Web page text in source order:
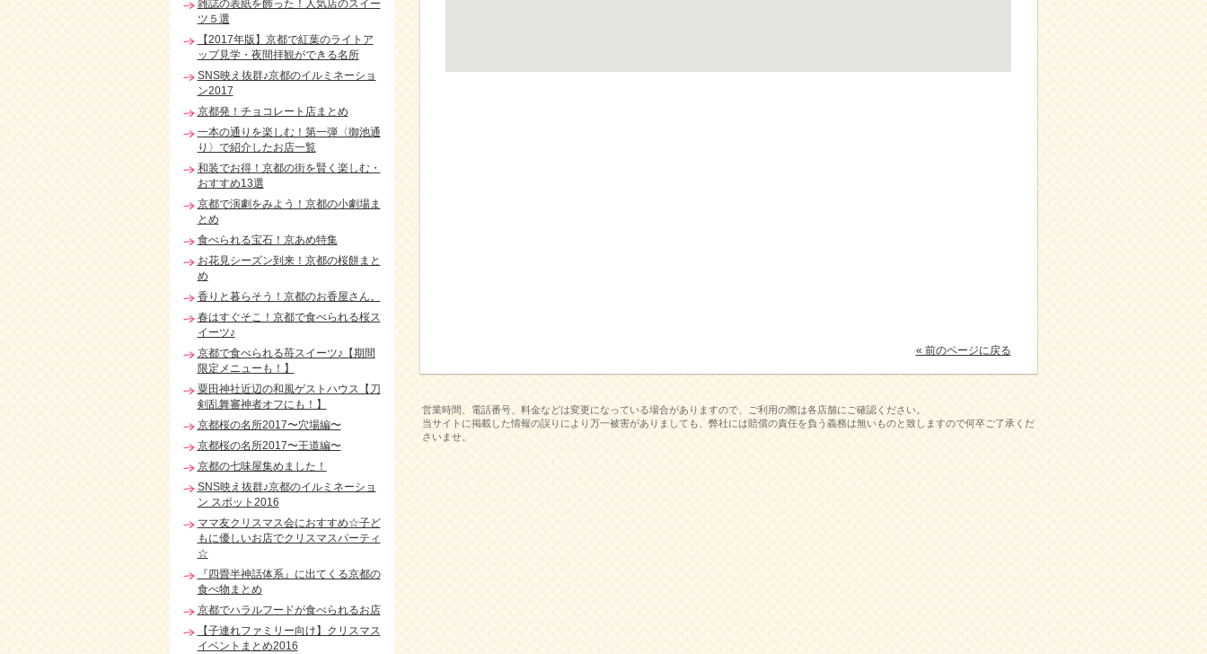
« 前のページに戻る
営業時間、電話番号、料金などは変更になっている場合がありますので、ご利用の際は各店舗にご確認ください。
当サイトに掲載した情報の誤りにより万一被害がありましても、弊社には賠償の責任を負う義務は無いものと致しますので何卒ご了承くだ
さいませ。
雑誌の表紙を飾った！人気店のスイー
ツ５選
【2017年版】京都で紅葉のライトア
ップ見学・夜間拝観ができる名所
SNS映え抜群♪京都のイルミネーショ
ン2017
京都発！チョコレート店まとめ
一本の通りを楽しむ！第一弾〈御池通
り〉で紹介したお店一覧
和装でお得！京都の街を賢く楽しむ・
おすすめ13選
京都で演劇をみよう！京都の小劇場ま
とめ
食べられる宝石！京あめ特集
お花見シーズン到来！京都の桜餅まと
め
香りと暮らそう！京都のお香屋さん。
春はすぐそこ！京都で食べられる桜ス
イーツ♪
京都で食べられる苺スイーツ♪【期間
限定メニューも！】
粟田神社近辺の和風ゲストハウス【刀
剣乱舞審神者オフにも！】
京都桜の名所2017〜穴場編〜
京都桜の名所2017〜王道編〜
京都の七味屋集めました！
SNS映え抜群♪京都のイルミネーショ
ン スポット2016
ママ友クリスマス会におすすめ☆子ど
もに優しいお店でクリスマスパーティ
☆
『四畳半神話体系』に出てくる京都の
食べ物まとめ
京都でハラルフードが食べられるお店
【子連れファミリー向け】クリスマス
イベントまとめ2016